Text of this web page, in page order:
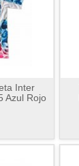
Inter
Azul Rojo